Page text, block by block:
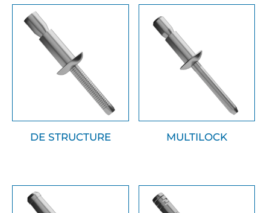
DE STRUCTURE MULTILOCK